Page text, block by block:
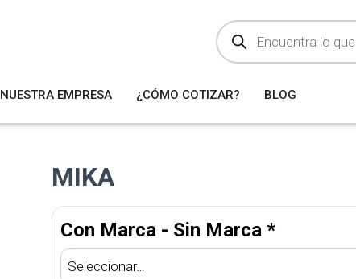
ú
q
a
d
NUESTRA EMPRESA ¿CÓMO COTIZAR? BLOG
MIKA
Con Marca - Sin Marca *